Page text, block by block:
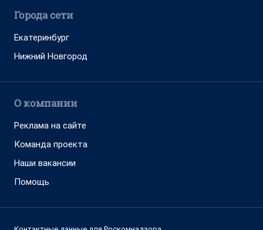
Города сети
Екатеринбург
Нижний Новгород
О компании
Реклама на сайте
Команда проекта
Наши вакансии
Помощь